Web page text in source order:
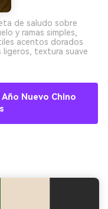
de saludo sobre
y ramas simples,
acentos dorados
ligeros, textura suave
Nuevo Chino